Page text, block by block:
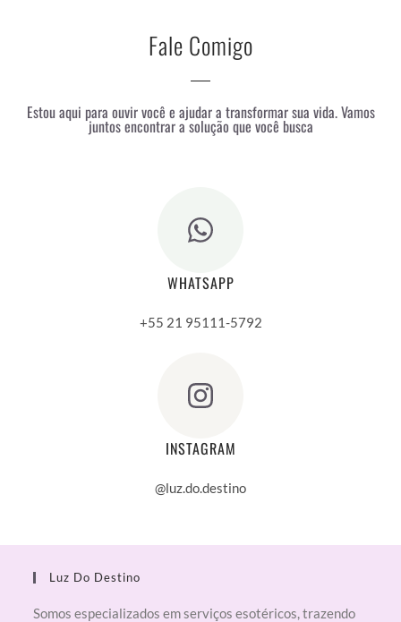
Fale Comigo
Estou aqui para ouvir você e ajudar a transformar sua vida. Vamos
juntos encontrar a solução que você busca
WHATSAPP
+55 21 95111-5792
INSTAGRAM
@luz.do.destino
Luz Do Destino
Somos especializados em serviços esotéricos, trazendo